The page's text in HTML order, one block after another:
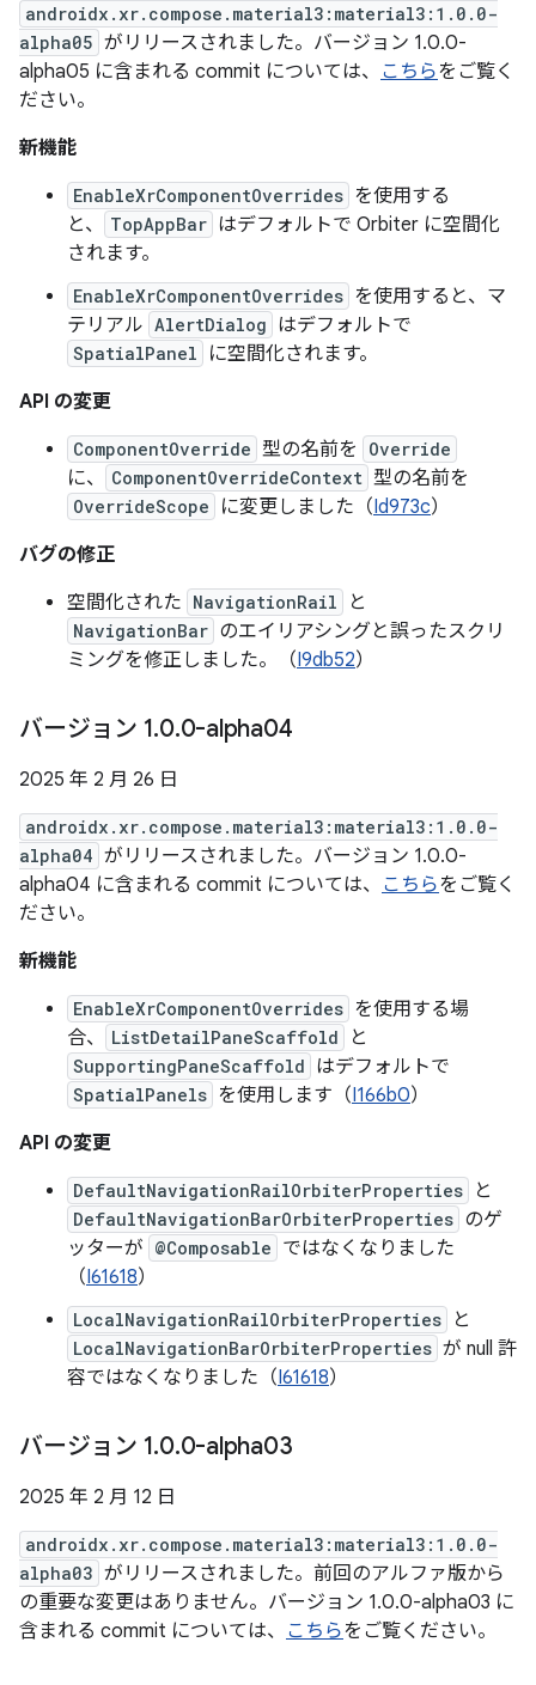
androidx.xr.compose.material3:material3:1.0.0-
alpha05 がリリースされました。バージョン 1.0.0-
alpha05 に含まれる commit については、 こちらをご覧く
ださい。
新機能
EnableXrComponentOverrides を使用する
と、
TopAppBar はデフォルトで Orbiter に空間化
されます。
EnableXrComponentOverrides を使用すると、マ
テリアル AlertDialog はデフォルトで
SpatialPanel
に空間化されます。
API の変更
ComponentOverride 型の名前を Override
に、 ComponentOverrideContext 型の名前を
OverrideScope に変更しました（Id973c）
バグの修正
空間化された NavigationRail と
NavigationBar のエイリアシングと誤ったスクリ
ミングを修正しました。（I9db52）
バージョン 1.0.0-alpha04
2025 年 2 月 26 日
androidx.xr.compose.material3:material3:1.0.0-
alpha04 がリリースされました。バージョン 1.0.0-
alpha04 に含まれる commit については、 こちらをご覧く
ださい。
新機能
EnableXrComponentOverrides を使用する場
合、
ListDetailPaneScaffold と
SupportingPaneScaffold はデフォルトで
SpatialPanels を使用します（I166b0）
API の変更
DefaultNavigationRailOrbiterProperties と
DefaultNavigationBarOrbiterProperties のゲ
ッターが @Composable ではなくなりました
（I61618）
LocalNavigationRailOrbiterProperties と
LocalNavigationBarOrbiterProperties が null 許
容ではなくなりました（I61618）
バージョン 1.0.0-alpha03
2025 年 2 月 12 日
androidx.xr.compose.material3:material3:1.0.0-
alpha03 がリリースされました。前回のアルファ版から
の重要な変更はありません。バージョン 1.0.0-alpha03 に
含まれる commit については、 こちらをご覧ください。